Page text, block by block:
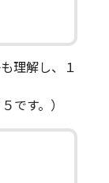
理解し、１
です。）